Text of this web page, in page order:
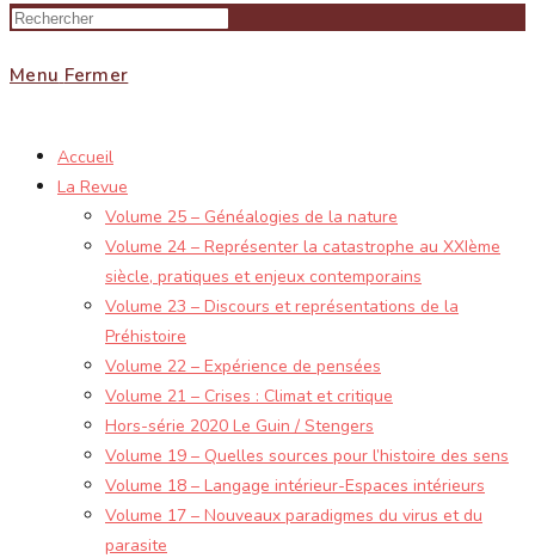
Menu Fermer
Accueil
La Revue
Volume 25 – Généalogies de la nature
Volume 24 – Représenter la catastrophe au XXIème
siècle, pratiques et enjeux contemporains
Volume 23 – Discours et représentations de la
Préhistoire
Volume 22 – Expérience de pensées
Volume 21 – Crises : Climat et critique
Hors-série 2020 Le Guin / Stengers
Volume 19 – Quelles sources pour l’histoire des sens
Volume 18 – Langage intérieur-Espaces intérieurs
Volume 17 – Nouveaux paradigmes du virus et du
parasite